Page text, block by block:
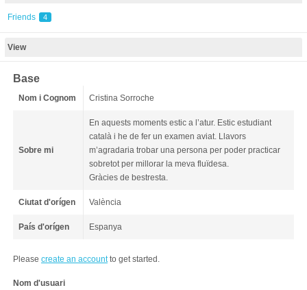
Friends 4
View
Base
Nom i Cognom Cristina Sorroche
Sobre mi
En aquests moments estic a l’atur. Estic estudiant
català i he de fer un examen aviat. Llavors
m’agradaria trobar una persona per poder practicar
sobretot per millorar la meva fluïdesa.
Gràcies de bestresta.
Ciutat d'orígen València
País d'orígen Espanya
Please create an accountto get started.
Nom d'usuari